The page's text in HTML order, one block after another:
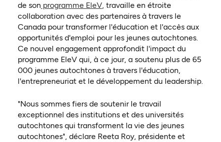
de son programme EleV, travaille en étroite
collaboration avec des partenaires à travers le
Canada pour transformer l'éducation et l'accès aux
opportunités d'emploi pour les jeunes autochtones.
Ce nouvel engagement approfondit l'impact du
programme EleV qui, à ce jour, a soutenu plus de 65
000 jeunes autochtones à travers l'éducation,
l'entrepreneuriat et le développement du leadership.
"Nous sommes fiers de soutenir le travail
exceptionnel des institutions et des universités
autochtones qui transforment la vie des jeunes
autochtones", déclare Reeta Roy, présidente et